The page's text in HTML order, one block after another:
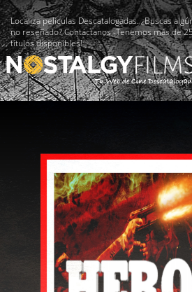
Localiza películas Descatalogadas. ¿Buscas
no reseñado? Contáctanos -Tenemos más de
títulos disponibles!